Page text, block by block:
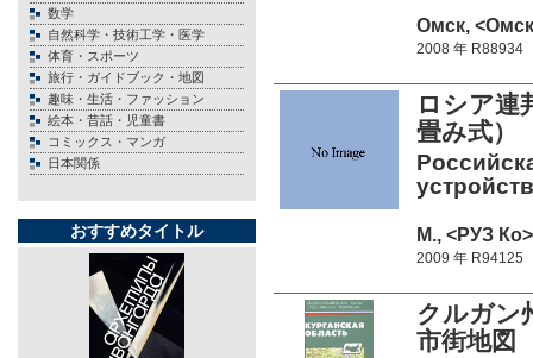
数学
自然科学・技術工学・医学
体育・スポーツ
旅行・ガイドブック・地図
趣味・生活・ファッション
絵本・昔話・児童書
コミックス・マンガ
日本関係
おすすめタイトル
Омск,
2008 年 R88934
ロシア
畳み式）
М., <РУЗ
2009 年 R94125
クルガ
市街地図